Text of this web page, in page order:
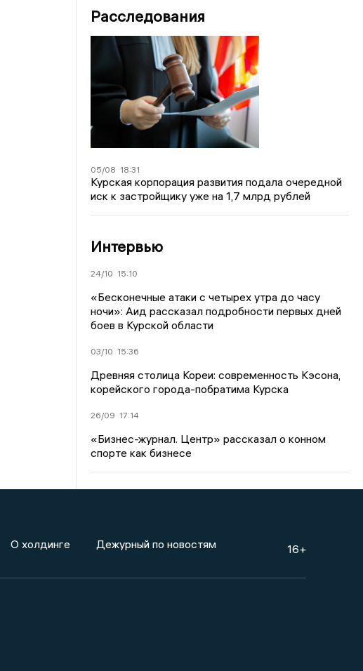
Расследования
05/08 18:31
Курская корпорация развития подала очередной
иск к застройщику уже на 1,7 млрд рублей
Интервью
24/10 15:10
«Бесконечные атаки с четырех утра до часу
ночи»: Аид рассказал подробности первых дней
боев в Курской области
03/10 15:36
Древняя столица Кореи: современность Кэсона,
корейского города-побратима Курска
26/09 17:14
«Бизнес-журнал. Центр» рассказал о конном
спорте как бизнесе
О холдинге Дежурный по новостям 16+